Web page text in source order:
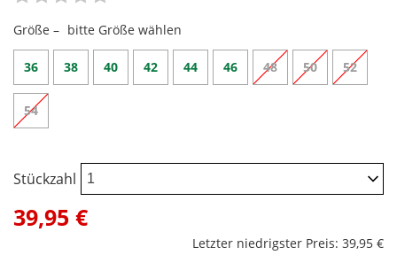
Größe – bitte Größe wählen
36 38 40 42 44 46 48 50 52
54
Stückzahl
39,95 €
Letzter niedrigster Preis: 39,95 €